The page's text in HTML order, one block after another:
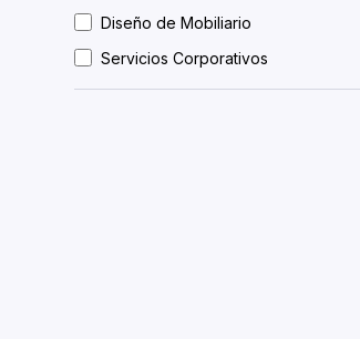
Diseño de Mobiliario
Servicios Corporativos